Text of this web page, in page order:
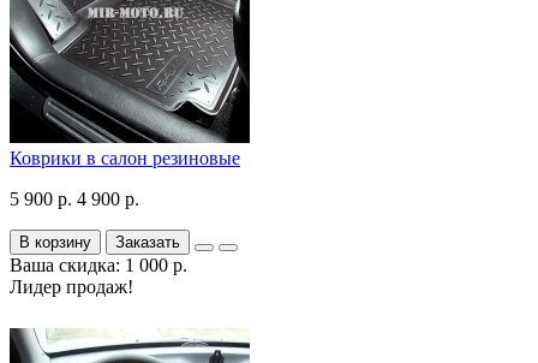
Коврики в салон резиновые
5 900 р. 4 900 р.
В корзину Заказать
Ваша скидка: 1 000 р.
Лидер продаж!